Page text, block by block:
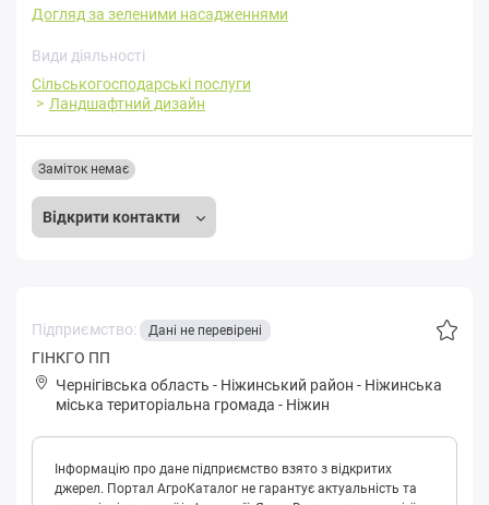
Догляд за зеленими насадженнями
Види діяльності
Сільськогосподарські послуги
Ландшафтний дизайн
Відкрити контакти
Заміток немає
Підприємство: Дані не перевірені
ГІНКГО ПП
Чернігівська область - Ніжинський район - Ніжинськa
міська територіальна громада - Ніжин
Інформацію про дане підприємство взято з відкритих
джерел. Портал АгроКаталог не гарантує актуальність та